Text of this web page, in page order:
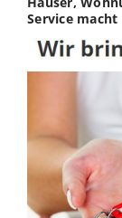
Service macht